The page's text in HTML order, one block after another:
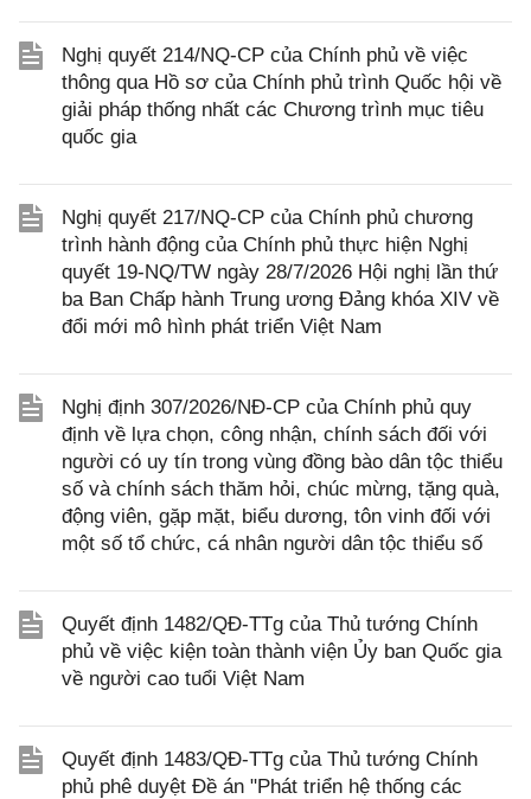
Nghị quyết 214/NQ-CP của Chính phủ về việc
thông qua Hồ sơ của Chính phủ trình Quốc hội về
giải pháp thống nhất các Chương trình mục tiêu
quốc gia
Nghị quyết 217/NQ-CP của Chính phủ chương
trình hành động của Chính phủ thực hiện Nghị
quyết 19-NQ/TW ngày 28/7/2026 Hội nghị lần thứ
ba Ban Chấp hành Trung ương Đảng khóa XIV về
đổi mới mô hình phát triển Việt Nam
Nghị định 307/2026/NĐ-CP của Chính phủ quy
định về lựa chọn, công nhận, chính sách đối với
người có uy tín trong vùng đồng bào dân tộc thiểu
số và chính sách thăm hỏi, chúc mừng, tặng quà,
động viên, gặp mặt, biểu dương, tôn vinh đối với
một số tổ chức, cá nhân người dân tộc thiểu số
Quyết định 1482/QĐ-TTg của Thủ tướng Chính
phủ về việc kiện toàn thành viện Ủy ban Quốc gia
về người cao tuổi Việt Nam
Quyết định 1483/QĐ-TTg của Thủ tướng Chính
phủ phê duyệt Đề án "Phát triển hệ thống các